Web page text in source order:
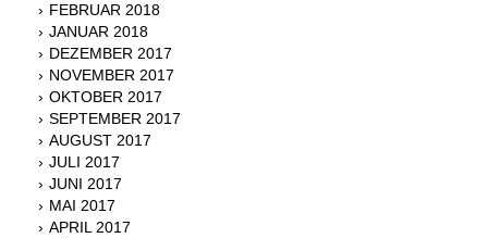
FEBRUAR 2018
JANUAR 2018
DEZEMBER 2017
NOVEMBER 2017
OKTOBER 2017
SEPTEMBER 2017
AUGUST 2017
JULI 2017
JUNI 2017
MAI 2017
APRIL 2017